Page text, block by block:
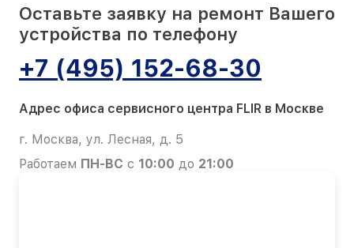
Оставьте заявку на ремонт Вашего
устройства по телефону
+7 (495) 152-68-30
Адрес офиса сервисного центра FLIR в Москве
г. Москва, ул. Лесная, д. 5
Работаем ПН-ВС с 10:00 до 21:00